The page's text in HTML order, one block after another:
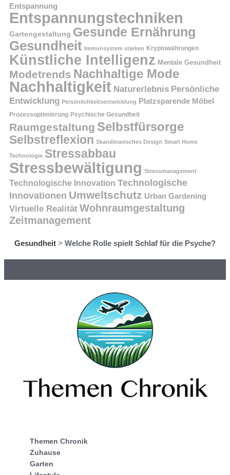
Entspannung
Entspannungstechniken
Gartengestaltung Gesunde Ernährung
Gesundheit Immunsystem stärken Kryptowährungen
Künstliche Intelligenz Mentale Gesundheit
Modetrends Nachhaltige Mode
Nachhaltigkeit Naturerlebnis Persönliche
Entwicklung Persönlichkeitsentwicklung Platzsparende Möbel
Prozessoptimierung Psychische Gesundheit
Raumgestaltung Selbstfürsorge
Selbstreflexion Skandinavisches Design Smart Home
Technologie Stressabbau
Stressbewältigung Stressmanagement
Technologische Innovation Technologische
Innovationen Umweltschutz Urban Gardening
Virtuelle Realität Wohnraumgestaltung
Zeitmanagement
Gesundheit > Welche Rolle spielt Schlaf für die Psyche?
Themen Chronik
Zuhause
Garten